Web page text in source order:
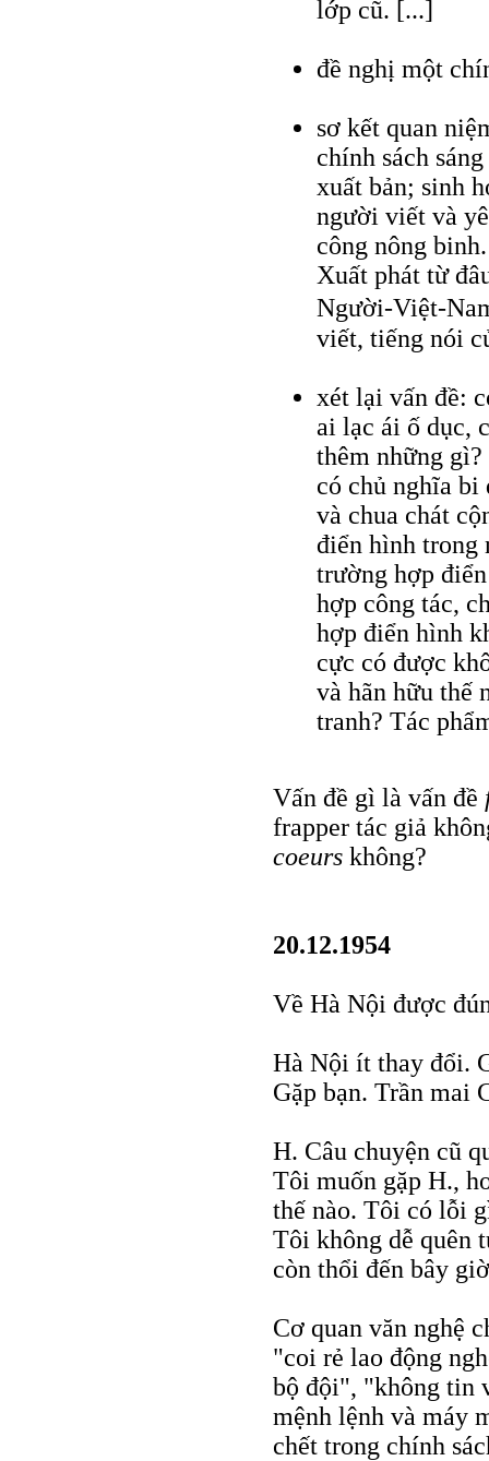
lớp cũ. [...]
đề nghị một
sơ kết quan
chính sách
xuất bản; sinh
người viết và
công nông
Xuất phát từ
Người-Việt-
viết, tiếng nói
xét lại vấn đề:
ai lạc ái ố dục,
thêm những
có chủ nghĩa bi
và chua chát
điển hình trong
trường hợp
hợp công tác,
hợp điển hình
cực có được
và hãn hữu thế
tranh? Tác
Vấn đề gì là vấn đề
frapper tác giả
coeurs không?
20.12.1954
Về Hà Nội được
Hà Nội ít thay đổi.
Gặp bạn. Trần mai
H. Câu chuyện cũ
Tôi muốn gặp H.,
thế nào. Tôi có lỗi
Tôi không dễ quên
còn thổi đến bây
Cơ quan văn nghệ
"coi rẻ lao động
bộ đội", "không tin
mệnh lệnh và máy
chết trong chính